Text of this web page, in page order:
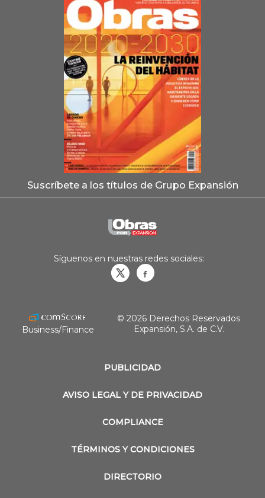
Suscríbete a los títulos de Grupo Expansión
PUBLICIDAD
AVISO LEGAL Y DE PRIVACIDAD
COMPLIANCE
TÉRMINOS Y CONDICIONES
DIRECTORIO
Síguenos en nuestras redes sociales:
Business/Finance
© 2026 Derechos Reservados
Expansión, S.A. de C.V.